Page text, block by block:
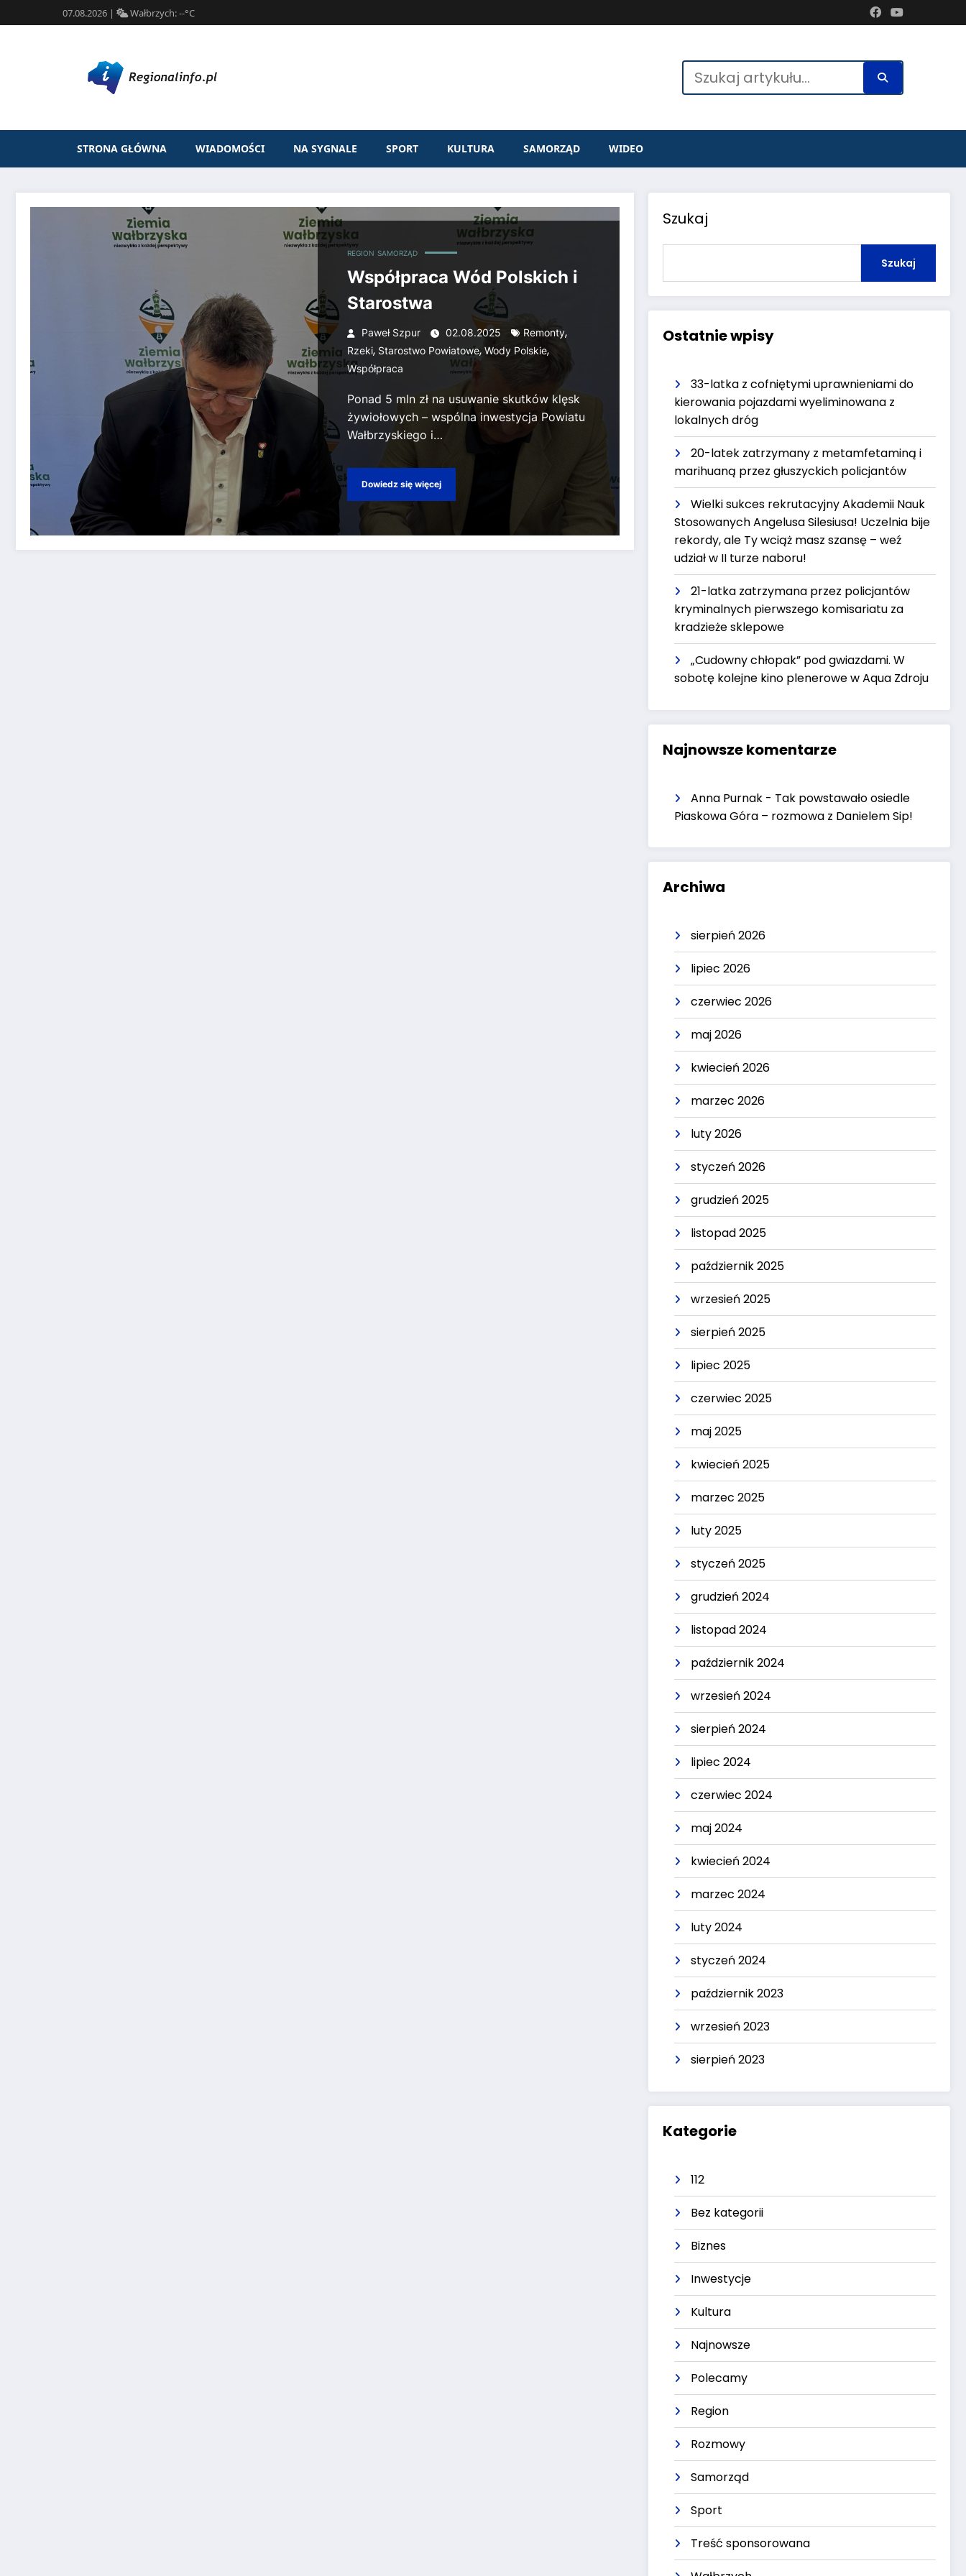
07.08.2026 | Wałbrzych:--°C
STRONA GŁÓWNA WIADOMOŚCI NA SYGNALE SPORT KULTURA SAMORZĄD WIDEO
treści
REGION SAMORZĄD
Współpraca Wód Polskich i
Starostwa
Paweł Szpur 02.08.2025 Remonty,
Rzeki, Starostwo Powiatowe, Wody Polskie,
Współpraca
Ponad 5 mln zł na usuwanie skutków klęsk
żywiołowych – wspólna inwestycja Powiatu
Wałbrzyskiego i…
Dowiedz się więcej
Szukaj
Szukaj
Ostatnie wpisy
33-latka z cofniętymi uprawnieniami do
kierowania pojazdami wyeliminowana z
lokalnych dróg
20-latek zatrzymany z metamfetaminą i
marihuaną przez głuszyckich policjantów
Wielki sukces rekrutacyjny Akademii Nauk
Stosowanych Angelusa Silesiusa! Uczelnia bije
rekordy, ale Ty wciąż masz szansę – weź
udział w II turze naboru!
21-latka zatrzymana przez policjantów
kryminalnych pierwszego komisariatu za
kradzieże sklepowe
„Cudowny chłopak” pod gwiazdami. W
sobotę kolejne kino plenerowe w Aqua Zdroju
Najnowsze komentarze
Anna Purnak - Tak powstawało osiedle
Piaskowa Góra – rozmowa z Danielem Sip!
Archiwa
sierpień 2026
lipiec 2026
czerwiec 2026
maj 2026
kwiecień 2026
marzec 2026
luty 2026
styczeń 2026
grudzień 2025
listopad 2025
październik 2025
wrzesień 2025
sierpień 2025
lipiec 2025
czerwiec 2025
maj 2025
kwiecień 2025
marzec 2025
luty 2025
styczeń 2025
grudzień 2024
listopad 2024
październik 2024
wrzesień 2024
sierpień 2024
lipiec 2024
czerwiec 2024
maj 2024
kwiecień 2024
marzec 2024
luty 2024
styczeń 2024
październik 2023
wrzesień 2023
sierpień 2023
Kategorie
112
Bez kategorii
Biznes
Inwestycje
Kultura
Najnowsze
Polecamy
Region
Rozmowy
Samorząd
Sport
Treść sponsorowana